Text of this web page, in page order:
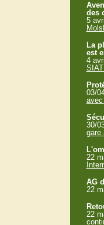
des
5
La
est
4
03/
30/
gare
22
AG
22
22